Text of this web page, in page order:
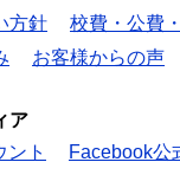
方針
校費・公費
お客様からの声
ア
ント
Facebook公